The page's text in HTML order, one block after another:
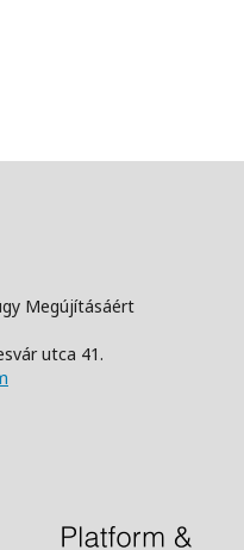
Megújításáért
utca 41.